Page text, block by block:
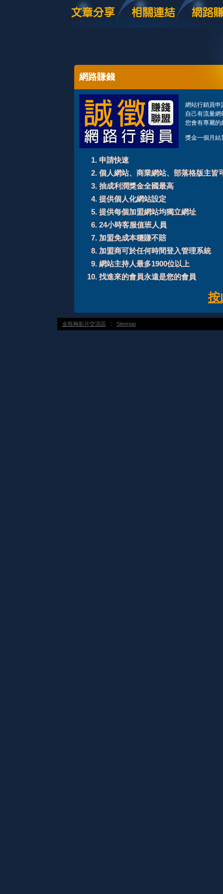
網路賺錢
網站行銷員申
自己有流量
您會有專屬的
獎金一個月結
申請快速
個人網站、商業網站、部落格版主皆
抽成利潤獎金全國最高
提供個人化網站設定
提供每個加盟網站均獨立網址
24小時客服值班人員
加盟免成本穩賺不賠
加盟商可於任何時間登入管理系統
網站主持人最多1900位以上
找進來的會員永遠是您的會員
按
金瓶梅影片交流區 ： Sitemap